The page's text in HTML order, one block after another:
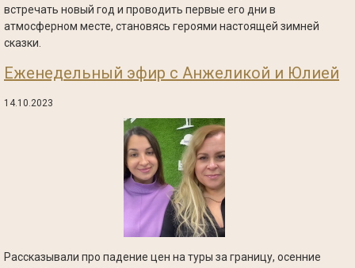
встречать новый год и проводить первые его дни в
атмосферном месте, становясь героями настоящей зимней
сказки.
Еженедельный эфир с Анжеликой и Юлией
14.10.2023
Рассказывали про падение цен на туры за границу, осенние